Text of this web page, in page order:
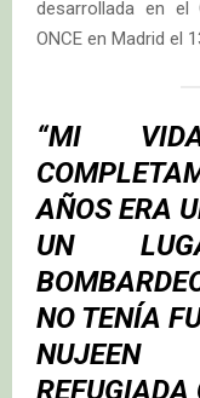
desarrollada en el
ONCE en Madrid el
“MI
AÑOS ERA
UN
NO TENÍA
NUJEEN
REFUGIADA